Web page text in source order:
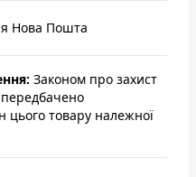
Нова Пошта
Законом про захист
цього товару належної